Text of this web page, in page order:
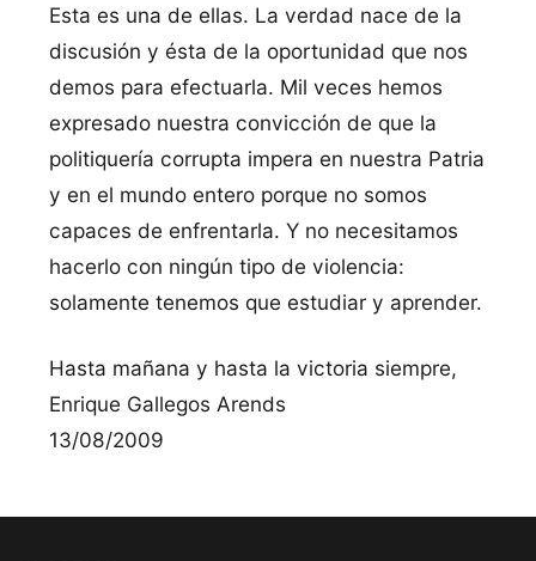
Esta es una de ellas. La verdad nace de la
discusión y ésta de la oportunidad que nos
demos para efectuarla. Mil veces hemos
expresado nuestra convicción de que la
politiquería corrupta impera en nuestra Patria
y en el mundo entero porque no somos
capaces de enfrentarla. Y no necesitamos
hacerlo con ningún tipo de violencia:
solamente tenemos que estudiar y aprender.
Hasta mañana y hasta la victoria siempre,
Enrique Gallegos Arends
13/08/2009